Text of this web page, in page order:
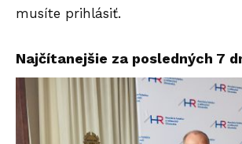
musíte prihlásiť.
Najčítanejšie za posledných 7